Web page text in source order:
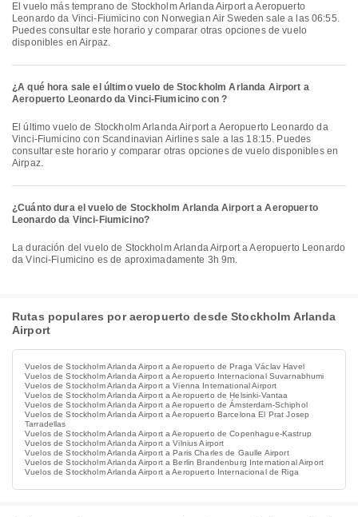
El vuelo más temprano de Stockholm Arlanda Airport a Aeropuerto
Leonardo da Vinci-Fiumicino con Norwegian Air Sweden sale a las 06:55.
Puedes consultar este horario y comparar otras opciones de vuelo
disponibles en Airpaz.
¿A qué hora sale el último vuelo de Stockholm Arlanda Airport a
Aeropuerto Leonardo da Vinci-Fiumicino con ?
El último vuelo de Stockholm Arlanda Airport a Aeropuerto Leonardo da
Vinci-Fiumicino con Scandinavian Airlines sale a las 18:15. Puedes
consultar este horario y comparar otras opciones de vuelo disponibles en
Airpaz.
¿Cuánto dura el vuelo de Stockholm Arlanda Airport a Aeropuerto
Leonardo da Vinci-Fiumicino?
La duración del vuelo de Stockholm Arlanda Airport a Aeropuerto Leonardo
da Vinci-Fiumicino es de aproximadamente 3h 9m.
Rutas populares por aeropuerto desde Stockholm Arlanda
Airport
Vuelos de Stockholm Arlanda Airport a Aeropuerto de Praga Václav Havel
Vuelos de Stockholm Arlanda Airport a Aeropuerto Internacional Suvarnabhumi
Vuelos de Stockholm Arlanda Airport a Vienna International Airport
Vuelos de Stockholm Arlanda Airport a Aeropuerto de Helsinki-Vantaa
Vuelos de Stockholm Arlanda Airport a Aeropuerto de Ámsterdam-Schiphol
Vuelos de Stockholm Arlanda Airport a Aeropuerto Barcelona El Prat Josep
Tarradellas
Vuelos de Stockholm Arlanda Airport a Aeropuerto de Copenhague-Kastrup
Vuelos de Stockholm Arlanda Airport a Vilnius Airport
Vuelos de Stockholm Arlanda Airport a Paris Charles de Gaulle Airport
Vuelos de Stockholm Arlanda Airport a Berlin Brandenburg International Airport
Vuelos de Stockholm Arlanda Airport a Aeropuerto Internacional de Riga